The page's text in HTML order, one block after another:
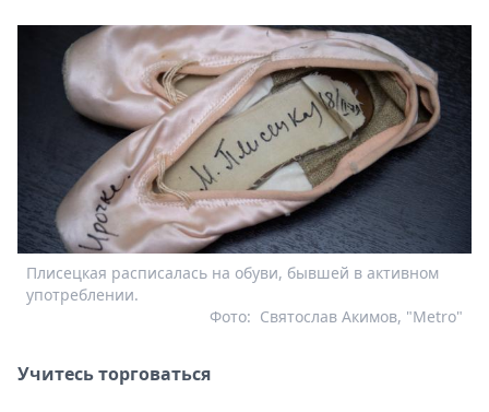
Плисецкая расписалась на обуви, бывшей в активном
употреблении.
Святослав Акимов, "Metro"
Фото:
Учитесь торговаться